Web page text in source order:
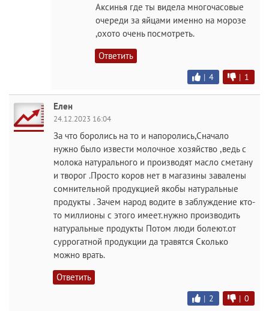
Аксинья где ты видела многочасовые
очереди за яйцами именно на морозе
,охото очень посмотреть.
Ответить
| 4 | 1
Елен
24.12.2023 16:04
За что боролись на то и напоролись,Сначало
нужно было извести молочное хозяйство ,ведь с
молока натурального и производят масло сметану
и творог .Просто коров нет в магазины завалены
сомнительной продукцией якобы натуральные
продукты . Зачем народ водите в заблуждение кто-
то миллионы с этого имеет.нужно производить
натуральные продукты Потом люди болеют.от
суррогатной продукции да травятся Сколько
можно врать.
Ответить
| 2 | 0